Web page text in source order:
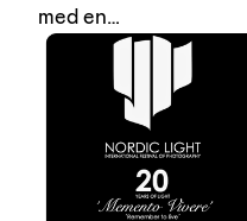
med en…